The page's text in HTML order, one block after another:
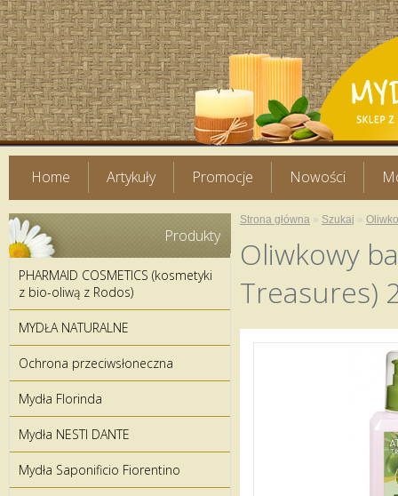
Home Artykuły Promocje Nowości
Produkty
PHARMAID COSMETICS (kosmetyki
z bio-oliwą z Rodos)
MYDŁA NATURALNE
Ochrona przeciwsłoneczna
Mydła Florinda
Mydła NESTI DANTE
Mydła Saponificio Fiorentino
Strona główna » Szukaj »
Oliwkowy
Treasures)